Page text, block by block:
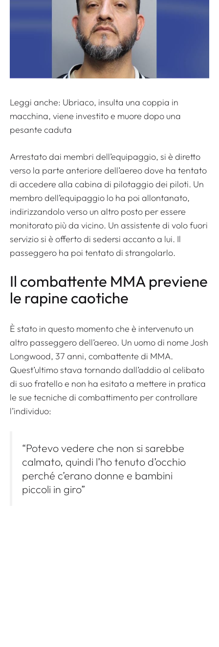
Leggi anche: Ubriaco, insulta una coppia in
macchina, viene investito e muore dopo una
pesante caduta
Arrestato dai membri dell’equipaggio, si è diretto
verso la parte anteriore dell’aereo dove ha tentato
di accedere alla cabina di pilotaggio dei piloti. Un
membro dell’equipaggio lo ha poi allontanato,
indirizzandolo verso un altro posto per essere
monitorato più da vicino. Un assistente di volo fuori
servizio si è offerto di sedersi accanto a lui. Il
passeggero ha poi tentato di strangolarlo.
Il combattente MMA previene
le rapine caotiche
È stato in questo momento che è intervenuto un
altro passeggero dell’aereo. Un uomo di nome Josh
Longwood, 37 anni, combattente di MMA.
Quest’ultimo stava tornando dall’addio al celibato
di suo fratello e non ha esitato a mettere in pratica
le sue tecniche di combattimento per controllare
l’individuo:
“Potevo vedere che non si sarebbe
calmato, quindi l’ho tenuto d’occhio
perché c’erano donne e bambini
piccoli in giro”